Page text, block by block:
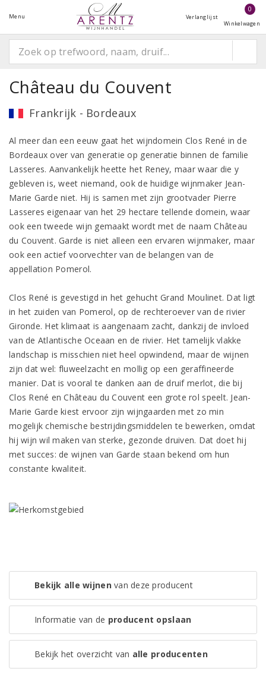
Menu Verlanglijst
0
Winkelwagen
Château du Couvent
Frankrijk - Bordeaux
Al meer dan een eeuw gaat het wijndomein Clos René in de
Bordeaux over van generatie op generatie binnen de familie
Lasseres. Aanvankelijk heette het Reney, maar waar die y
gebleven is, weet niemand, ook de huidige wijnmaker Jean-
Marie Garde niet. Hij is samen met zijn grootvader Pierre
Lasseres eigenaar van het 29 hectare tellende domein, waar
ook een tweede wijn gemaakt wordt met de naam Château
du Couvent. Garde is niet alleen een ervaren wijnmaker, maar
ook een actief voorvechter van de belangen van de
appellation Pomerol.
Clos René is gevestigd in het gehucht Grand Moulinet. Dat ligt
in het zuiden van Pomerol, op de rechteroever van de rivier
Gironde. Het klimaat is aangenaam zacht, dankzij de invloed
van de Atlantische Oceaan en de rivier. Het tamelijk vlakke
landschap is misschien niet heel opwindend, maar de wijnen
zijn dat wel: fluweelzacht en mollig op een geraffineerde
manier. Dat is vooral te danken aan de druif merlot, die bij
Clos René en Château du Couvent een grote rol speelt. Jean-
Marie Garde kiest ervoor zijn wijngaarden met zo min
mogelijk chemische bestrijdingsmiddelen te bewerken, omdat
hij wijn wil maken van sterke, gezonde druiven. Dat doet hij
met succes: de wijnen van Garde staan bekend om hun
constante kwaliteit.
Bekijk alle wijnenvan deze producent
Informatie van de producent opslaan
Bekijk het overzicht van alle producenten